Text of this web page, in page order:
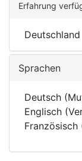
Erfahrung
Deutschland
Sprachen
Deutsch
Englisch
Französisch